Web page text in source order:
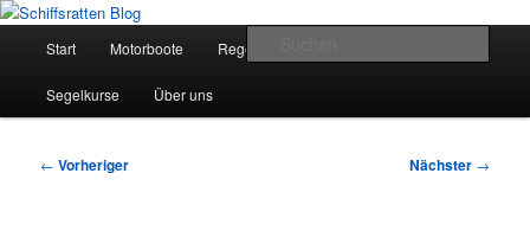
Zum
springenSchiffsratten Blog
Segelsport in Second Life
Start Motorboote Regelkunde
Segelkurse Über uns
Beitragsnavigation
← Vorheriger Nächster →